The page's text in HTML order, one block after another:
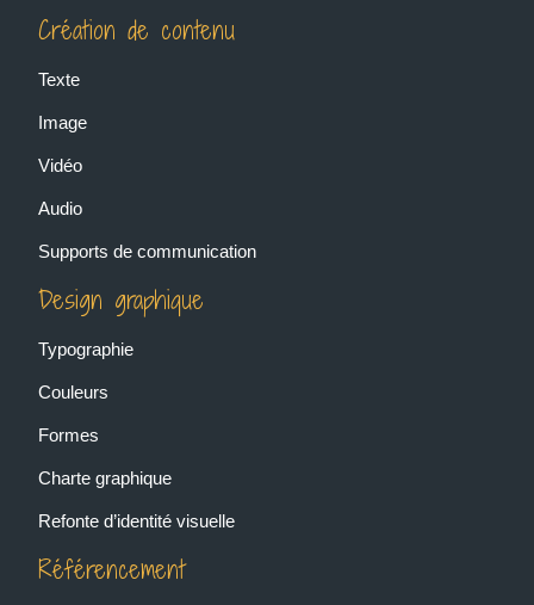
Création de contenu
Texte
Image
Vidéo
Audio
Supports de communication
Design graphique
Typographie
Couleurs
Formes
Charte graphique
Refonte d’identité visuelle
Référencement